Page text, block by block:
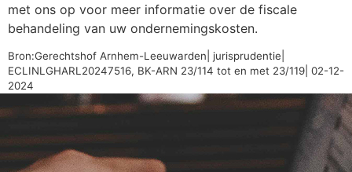
met ons op voor meer informatie over de fiscale
behandeling van uw ondernemingskosten.
Bron:Gerechtshof Arnhem-Leeuwarden| jurisprudentie|
ECLINLGHARL20247516, BK-ARN 23/114 tot en met 23/119| 02-12-
2024